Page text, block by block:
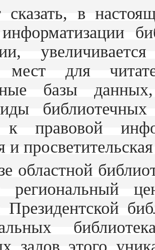
сказать, в
мест для
базы данных,
библиотечных
к правовой
и
областной
Президентской
залов этого